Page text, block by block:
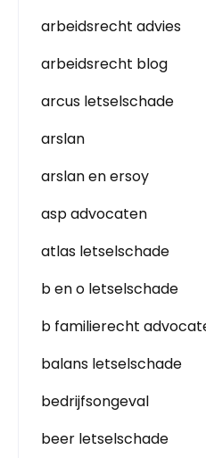
arbeidsrecht advies
arbeidsrecht blog
arcus letselschade
arslan
arslan en ersoy
asp advocaten
atlas letselschade
b en o letselschade
b familierecht
balans letselschade
bedrijfsongeval
beer letselschade